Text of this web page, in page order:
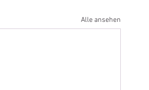
Alle ansehen